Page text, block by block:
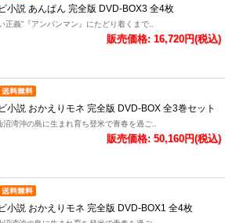
小説 あんぱん 完全版 DVD-BOX3 全4枚
正義”『アンパンマン』にたどり着くまで..
販売価格: 16,720円(税込)
小説 おかえりモネ 完全版 DVD-BOX 全3巻セット
沼湾沖の島に生まれ育ち登米で青春を過ご..
販売価格: 50,160円(税込)
小説 おかえりモネ 完全版 DVD-BOX1 全4枚